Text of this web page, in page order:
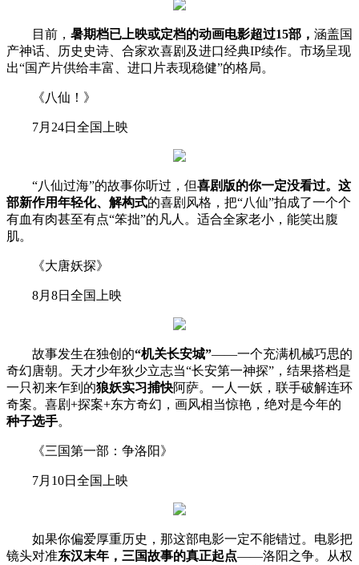
目前， 暑期档已上映或定档的动画电影超过15部， 涵盖国
产神话、历史史诗、合家欢喜剧及进口经典IP续作。市场呈现
出“国产片供给丰富、进口片表现稳健”的格局。
《八仙！》
7月24日全国上映
“八仙过海”的故事你听过，但喜剧版的你一定没看过。这
部新作用年轻化、解构式的喜剧风格，把“八仙”拍成了一个个
有血有肉甚至有点“笨拙”的凡人。适合全家老小，能笑出腹
肌。
《大唐妖探》
8月8日全国上映
故事发生在独创的“机关长安城”——一个充满机械巧思的
奇幻唐朝。天才少年狄少立志当“长安第一神探”，结果搭档是
一只初来乍到的狼妖实习捕快阿萨。一人一妖，联手破解连环
奇案。喜剧+探案+东方奇幻，画风相当惊艳，绝对是今年的
种子选手。
《三国第一部：争洛阳》
7月10日全国上映
如果你偏爱厚重历史，那这部电影一定不能错过。电影把
镜头对准东汉末年，三国故事的真正起点——洛阳之争。从权